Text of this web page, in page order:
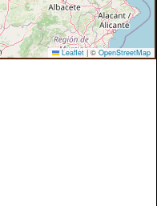
Leaflet | © OpenStreetMap